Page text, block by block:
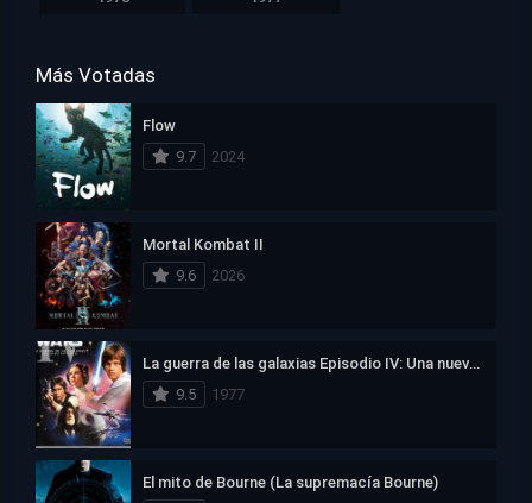
Más Votadas
Flow
9.7
2024
Mortal Kombat II
9.6
2026
La guerra de las galaxias Episodio IV: Una nueva esperanza
9.5
1977
El mito de Bourne (La supremacía Bourne)